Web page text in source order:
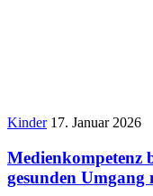
Kinder 17. Januar 2026
Medienkompetenz
gesunden